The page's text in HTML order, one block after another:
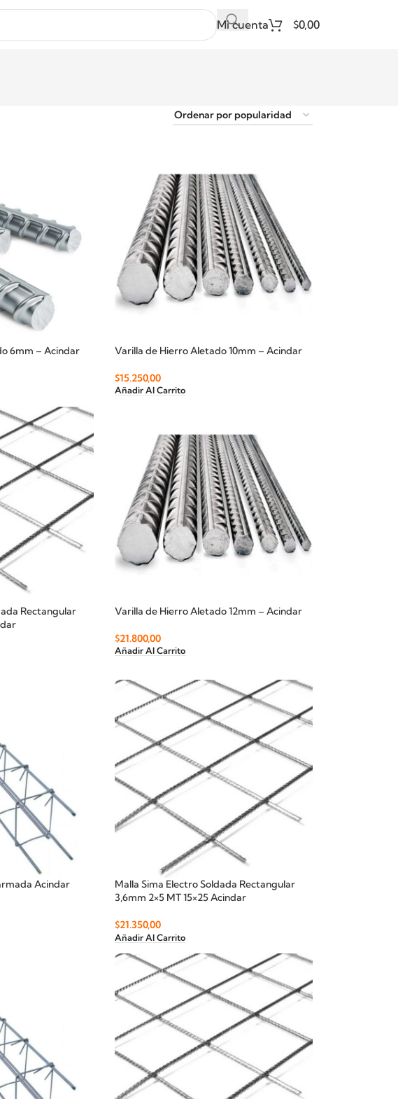
Mi cuenta $0,00
6mm – Acindar Varilla de Hierro Aletado 10mm – Acindar
$15.250,00
Añadir Al Carrito
Rectangular
Varilla de Hierro Aletado 12mm – Acindar
$21.800,00
Añadir Al Carrito
Acindar
Malla Sima Electro Soldada Rectangular
3,6mm 2×5 MT 15×25 Acindar
$21.350,00
Añadir Al Carrito